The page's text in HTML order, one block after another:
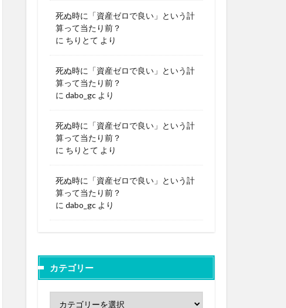
死ぬ時に「資産ゼロで良い」という計
算って当たり前？
に ちりとて より
死ぬ時に「資産ゼロで良い」という計
算って当たり前？
に dabo_gc より
死ぬ時に「資産ゼロで良い」という計
算って当たり前？
に ちりとて より
死ぬ時に「資産ゼロで良い」という計
算って当たり前？
に dabo_gc より
カテゴリー